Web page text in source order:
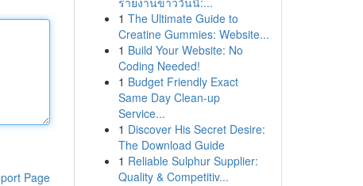
Page
1 The Ultimate Guide to
Creatine Gummies: Website...
1 Build Your Website: No
Coding Needed!
1 Budget Friendly Exact
Same Day Clean-up
Service...
1 Discover His Secret Desire:
The Download Guide
1 Reliable Sulphur Supplier:
Quality & Competitiv...